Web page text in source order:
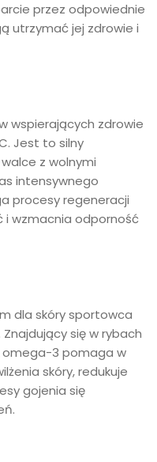
przez odpowiednie
utrzymać jej zdrowie i
wspierających zdrowie
Jest to silny
z wolnymi
intensywnego
procesy regeneracji
i wzmacnia odporność
dla skóry sportowca
się w rybach
omega-3 pomaga w
skóry, redukuje
gojenia się